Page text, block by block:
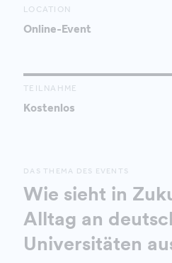
LOCATION
Online-Event
TEILNAHME
Kostenlos
DAS THEMA DES EVENTS
Wie sieht in
Alltag an
Universitäten